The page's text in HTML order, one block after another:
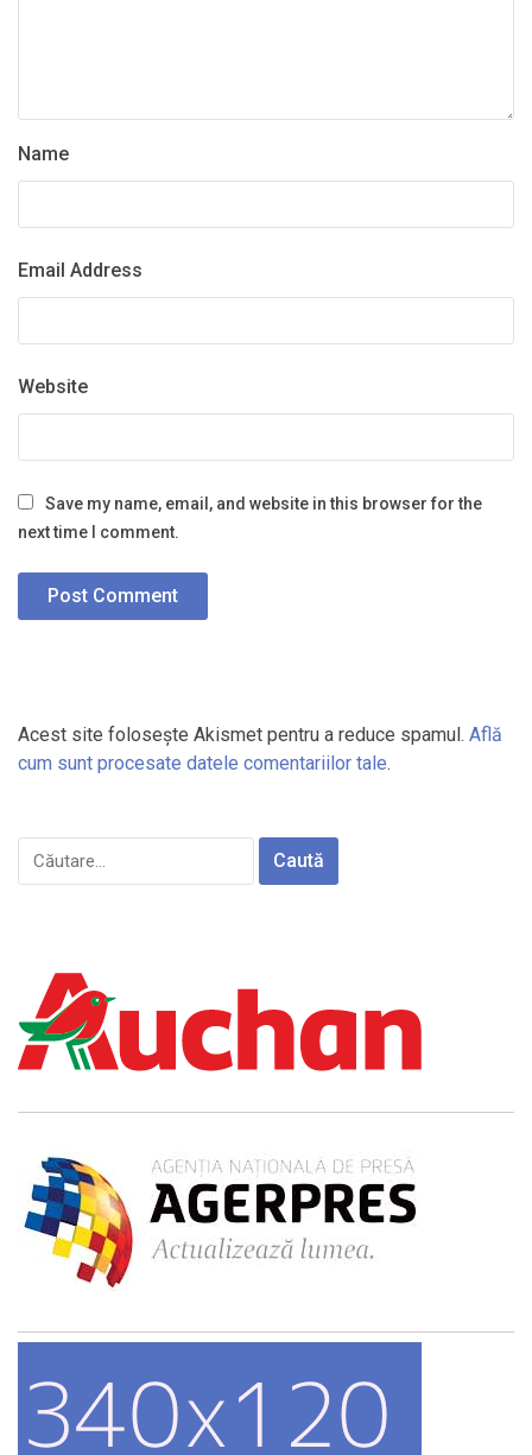
Name
Email Address
Website
Save my name, email, and website in this browser for the
next time I comment.
Acest site folosește Akismet pentru a reduce spamul. Află
cum sunt procesate datele comentariilor tale.
Caută